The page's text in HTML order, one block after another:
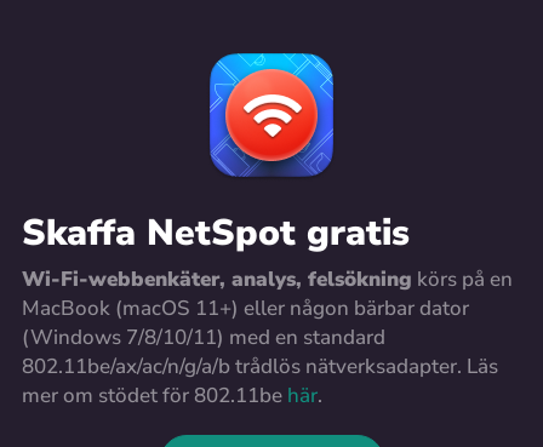
Skaffa NetSpot gratis
Wi-Fi-webbenkäter, analys, felsökning körs på en
MacBook (macOS 11+) eller någon bärbar dator
(Windows 7/8/10/11) med en standard
802.11be/ax/ac/n/g/a/b trådlös nätverksadapter. Läs
mer om stödet för 802.11be här.